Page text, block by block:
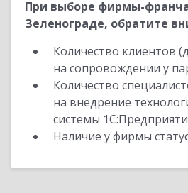
При выборе фирмы-
Зеленограде, обратите
Количество клиентов
на сопровождении у
Количество
на внедрение
системы
Наличие у фирмы